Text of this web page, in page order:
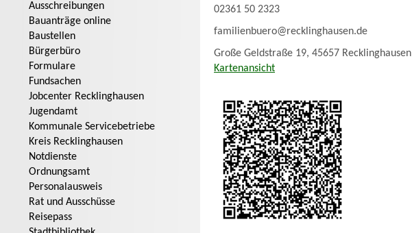
Ausschreibungen
Bauanträge online
Baustellen
Bürgerbüro
Formulare
Fundsachen
Jobcenter Recklinghausen
Jugendamt
Kommunale Servicebetriebe
Kreis Recklinghausen
Notdienste
Ordnungsamt
Personalausweis
Rat und Ausschüsse
Reisepass
02361 50 2323
familienbuero@recklinghausen.de
Große Geldstraße 19, 45657 Recklinghausen
Kartenansicht